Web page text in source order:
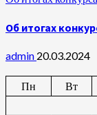
Об итогах
admin 20.03.2024
Пн
Вт